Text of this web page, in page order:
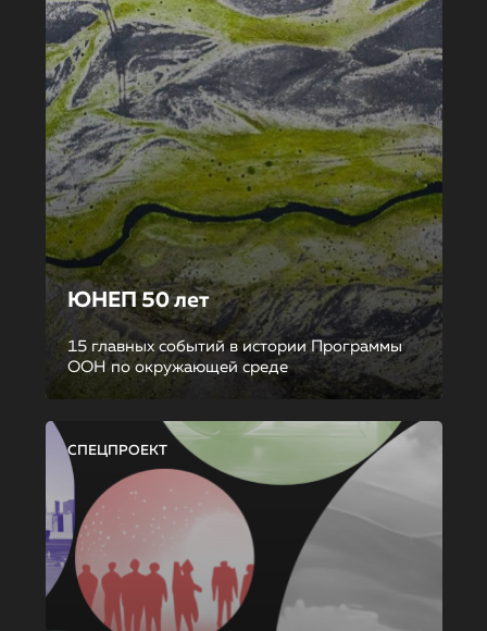
ЮНЕП 50 лет
15 главных событий в истории Программы
ООН по окружающей среде
СПЕЦПРОЕКТ